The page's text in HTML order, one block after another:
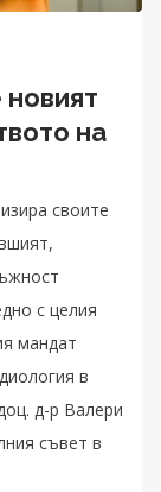
на
своите
с целия
мандат
в
д-р Валери
съвет в